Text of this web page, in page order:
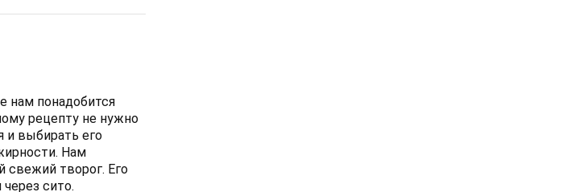
нам понадобится
рецепту не нужно
и выбирать его
Нам
свежий творог. Его
сито.